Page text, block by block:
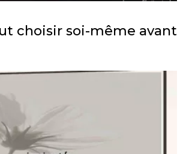
choisir soi-même avant